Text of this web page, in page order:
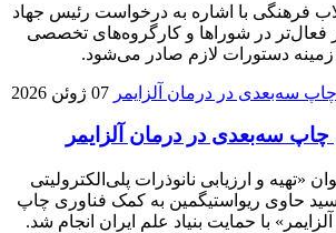
فرهنگی با اشاره به درخواست رئیس جهاد
فعال‌تر در شوراها و کارگروه‌های تخصصی
زمینه دستورات لازم صادر می‌شود.
07 ژوئن 2026
چاپ سه‌بعدی در درمان آلزایمر
و ارزیابی نانوذرات پلی‌الکترولیتی
حاوی ریواستیگمین به‌ کمک فناوری چاپ
با حمایت بنیاد علم ایران انجام شد.